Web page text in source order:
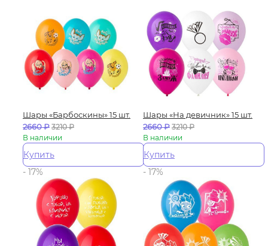
Шары «Барбоскины» 15 шт.
2660₽ 3210₽
В наличии
Купить
Шары «На девичник» 15 шт.
2660₽ 3210₽
В наличии
Купить
- 17%
- 17%